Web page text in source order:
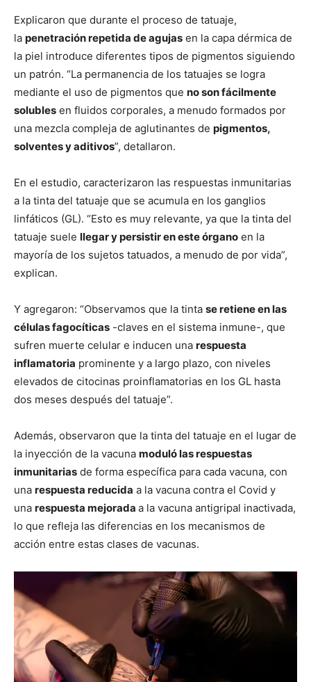
Explicaron que durante el proceso de tatuaje,
la penetración repetida de agujas en la capa dérmica de
la piel introduce diferentes tipos de pigmentos siguiendo
un patrón. “La permanencia de los tatuajes se logra
mediante el uso de pigmentos que no son fácilmente
solubles en fluidos corporales, a menudo formados por
una mezcla compleja de aglutinantes de pigmentos,
solventes y aditivos”, detallaron.
En el estudio, caracterizaron las respuestas inmunitarias
a la tinta del tatuaje que se acumula en los ganglios
linfáticos (GL). “Esto es muy relevante, ya que la tinta del
tatuaje suele llegar y persistir en este órgano en la
mayoría de los sujetos tatuados, a menudo de por vida”,
explican.
Y agregaron: “Observamos que la tinta se retiene en las
células fagocíticas -claves en el sistema inmune-, que
sufren muerte celular e inducen una respuesta
inflamatoria prominente y a largo plazo, con niveles
elevados de citocinas proinflamatorias en los GL hasta
dos meses después del tatuaje”.
Además, observaron que la tinta del tatuaje en el lugar de
la inyección de la vacuna moduló las respuestas
inmunitarias de forma específica para cada vacuna, con
una respuesta reducida a la vacuna contra el Covid y
una respuesta mejorada a la vacuna antigripal inactivada,
lo que refleja las diferencias en los mecanismos de
acción entre estas clases de vacunas.